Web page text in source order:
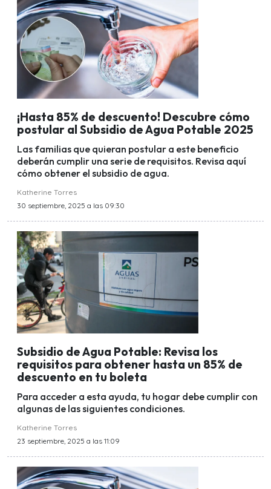
¡Hasta 85% de descuento! Descubre cómo
postular al Subsidio de Agua Potable 2025
Las familias que quieran postular a este beneficio
deberán cumplir una serie de requisitos. Revisa aquí
cómo obtener el subsidio de agua.
Katherine Torres
30 septiembre, 2025 a las 09:30
Subsidio de Agua Potable: Revisa los
requisitos para obtener hasta un 85% de
descuento en tu boleta
Para acceder a esta ayuda, tu hogar debe cumplir con
algunas de las siguientes condiciones.
Katherine Torres
23 septiembre, 2025 a las 11:09